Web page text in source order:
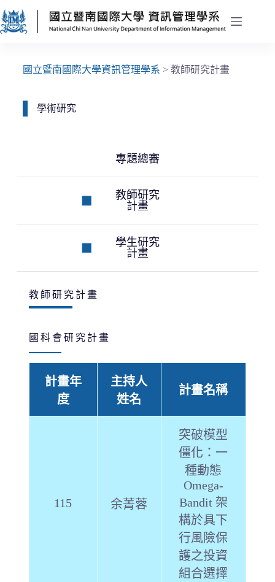
國立暨南國際大學資訊管理學系 > 教師研究計畫
學術研究
專題總審
教師研究
計畫
學生研究
計畫
教師研究計畫
國科會研究計畫
計畫年
度
主持人
姓名
計畫名稱
115 余菁蓉
突破模型
僵化：一
種動態
Omega-
Bandit 架
構於具下
行風險保
護之投資
組合選擇